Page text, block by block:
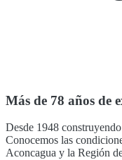
Más de 78 años de
Desde 1948
Conocemos las
Aconcagua y la Región